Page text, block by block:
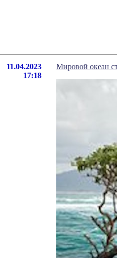
11.04.2023
17:18
Мировой океан